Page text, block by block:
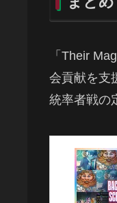
「Their
会貢献を支
統率者戦の